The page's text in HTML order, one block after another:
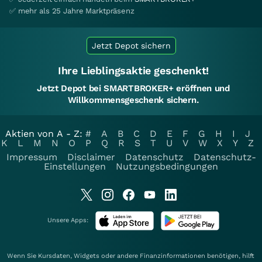
✅ mehr als 25 Jahre Marktpräsenz
Jetzt Depot sichern
Ihre Lieblingsaktie geschenkt!
Jetzt Depot bei SMARTBROKER+ eröffnen und
Willkommensgeschenk sichern.
Aktien von A - Z: # A B C D E F G H I
J
K
L M N O P Q R S T U V W X Y
Z
Impressum
Disclaimer Datenschutz
Datenschutz-
Einstellungen
Nutzungsbedingungen
Unsere Apps:
Wenn Sie Kursdaten, Widgets oder andere Finanzinformationen benötigen, hilft